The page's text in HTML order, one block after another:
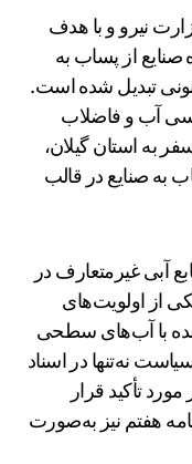
نیرو و با هدف
صنایع از پساب به
تبدیل شده است.
آب و فاضلاب
به استان گیلان،
پساب به صنایع در قالب
آبی غیرمتعارف در
از اولویت‌های
با آب‌های سطحی
نه‌تنها در اسناد
تأکید قرار
۳ ماده ۳۹ قانون برنامه هفتم نیز به‌صورت